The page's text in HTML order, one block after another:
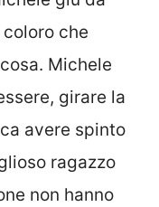
che
Michele
girare la
avere spinto
ragazzo
non hanno